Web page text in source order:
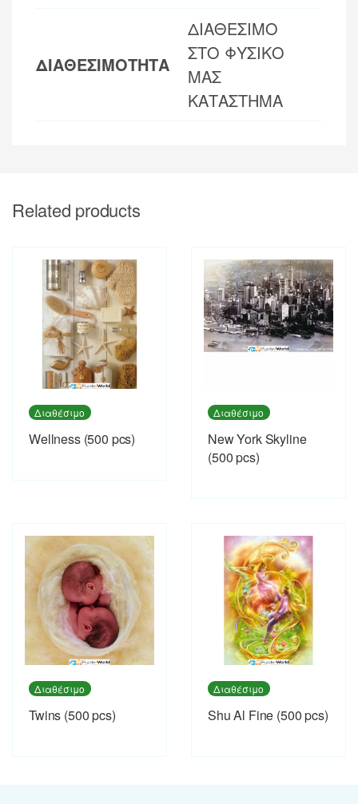
ΔΙΑΘΕΣΙΜΟΤΗΤΑ
ΔΙΑΘΕΣΙΜΟ
ΣΤΟ ΦΥΣΙΚΟ
ΜΑΣ
ΚΑΤΑΣΤΗΜΑ
Related products
Διαθέσιμο
Wellness (500 pcs)
Διαθέσιμο
New York Skyline
(500 pcs)
Διαθέσιμο
Twins (500 pcs)
Διαθέσιμο
Shu Al Fine (500 pcs)